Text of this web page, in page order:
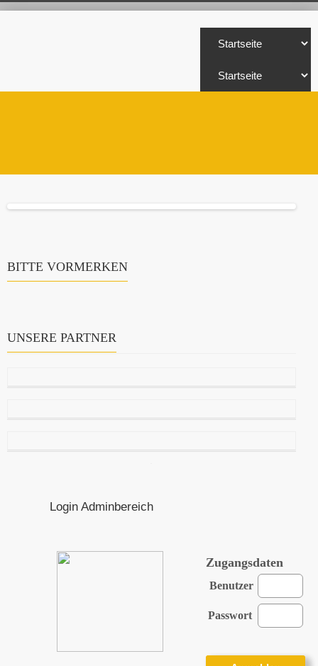
BITTE VORMERKEN
UNSERE PARTNER
Login Adminbereich
Zugangsdaten
Benutzer
Passwort